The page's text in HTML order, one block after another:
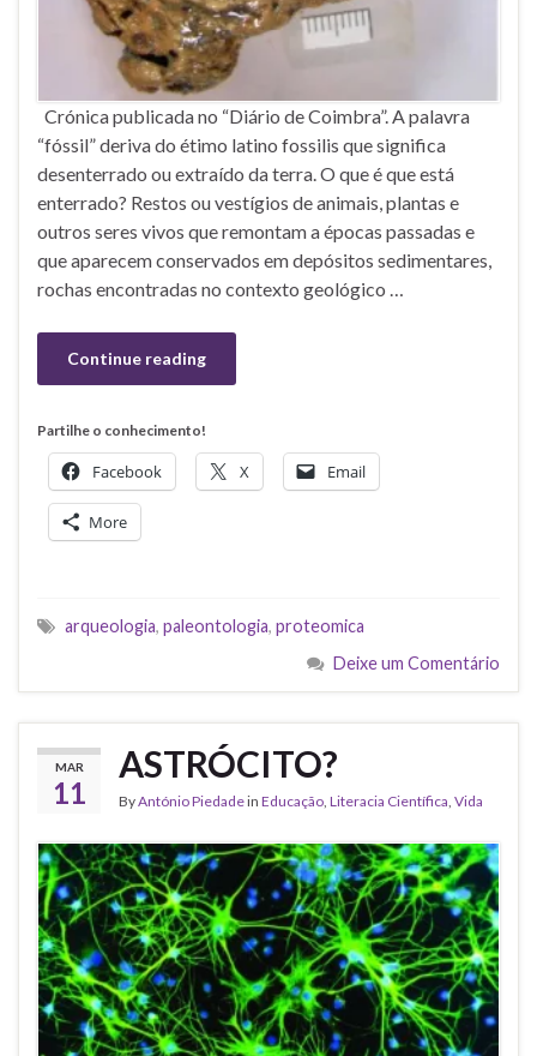
Crónica publicada no “Diário de Coimbra”. A palavra
“fóssil” deriva do étimo latino fossilis que significa
desenterrado ou extraído da terra. O que é que está
enterrado? Restos ou vestígios de animais, plantas e
outros seres vivos que remontam a épocas passadas e
que aparecem conservados em depósitos sedimentares,
rochas encontradas no contexto geológico …
Continue reading
Partilhe o conhecimento!
Facebook X Email
More
arqueologia, paleontologia, proteomica
Deixe um Comentário
MAR
11
ASTRÓCITO?
ByAntónio Piedadein Educação, Literacia Científica, Vida